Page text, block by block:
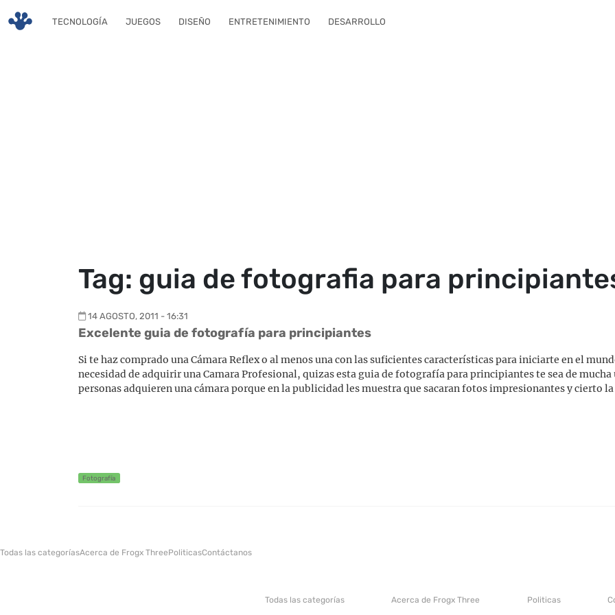
TECNOLOGÍA JUEGOS DISEÑO ENTRETENIMIENTO DESARROLLO
Tag: guia de fotografia para
14 AGOSTO, 2011 - 16:31
Excelente guia de fotografía para principiantes
Si te haz comprado una Cámara Reflex o al menos una con las suficientes características para iniciarte en el
necesidad de adquirir una Camara Profesional, quizas esta guia de fotografía para principiantes te sea de
personas adquieren una cámara porque en la publicidad les muestra que sacaran fotos impresionantes y cierto
Fotografía
Todas las categoríasAcerca de Frogx ThreePoliticasContáctanos
Todas las categorías Acerca de Frogx Three Politicas